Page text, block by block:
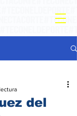
del